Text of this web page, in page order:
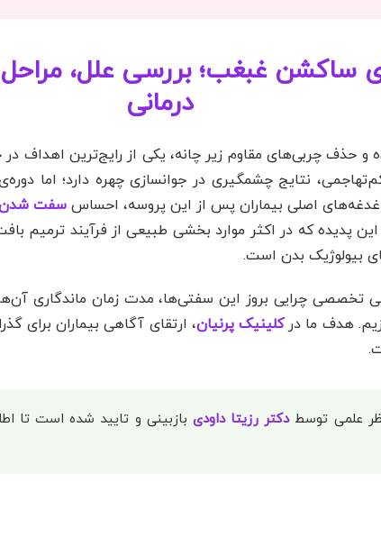
غبغب؛ بررسی علل، مراحل
درمانی
حذف چربی‌های مقاوم زیر چانه، یکی از رایج‌ترین اهداف
نتایج چشمگیری در جوانسازی چهره دارد؛ اما
اصلی بیماران پس از این پروسه، احساسسفت شدن
پدیده که در اکثر موارد بخشی طبیعی از فرآیند ترمیم
بیولوژیک بدن است.
تخصصی چرایی بروز این سفتی‌ها، مدت زمان ماندگاری
هدف ما درکلینیک پرنیان، ارتقای آگاهی بیماران برای
علمی توسطدکتر رزیتا داودی بازبینی و تایید شده است تا